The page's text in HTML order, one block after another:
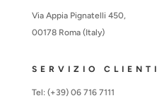
Via Appia Pignatelli 450,
00178 Roma (Italy)
SERVIZIO CLIENTI
Tel: (+39) 06 716 7111